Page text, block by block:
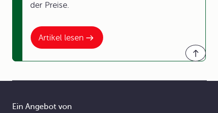
Artikel lesen
der Preise.
Ein Angebot von